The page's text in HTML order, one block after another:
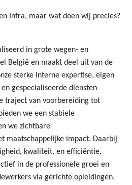
Infra, maar wat doen wij precies?
in grote wegen- en
België en maakt deel uit van de
sterke interne expertise, eigen
gespecialiseerde diensten
traject van voorbereiding tot
we een stabiele
we zichtbare
maatschappelijke impact. Daarbij
kwaliteit, en efficiëntie.
in de professionele groei en
via gerichte opleidingen.